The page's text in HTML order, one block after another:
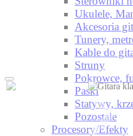
Ukulele,
Akcesoria
Tunery,
Kable do
Struny
Pokrowce,
Paski
Statywy,
Pozostale
Procesory/Efekty